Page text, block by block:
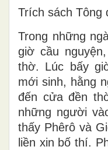
Trích sách Tông
Trong những
giờ cầu
thờ. Lúc bấy
mới sinh, hằng
đến cửa đền
những người
thấy Phêrô và
liền xin bố thí.